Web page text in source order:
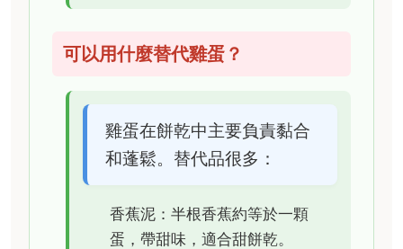
可以用什麼替代雞蛋？
雞蛋在餅乾中主要負責黏合
和蓬鬆。替代品很多：
香蕉泥：半根香蕉約等於一顆
蛋，帶甜味，適合甜餅乾。